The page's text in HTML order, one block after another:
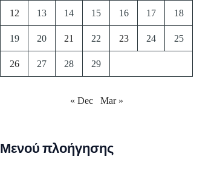
12 13 14 15 16 17 18
19 20 21 22 23 24 25
26 27 28 29
« Dec Mar »
Μενού πλοήγησης